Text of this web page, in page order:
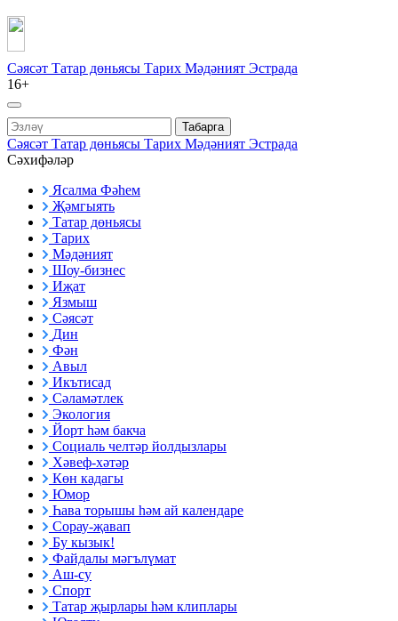
Сәясәт Татар дөньясы Тарих Мәдәният Эстрада
16+
Табарга
Сәясәт Татар дөньясы Тарих Мәдәният Эстрада
Сәхифәләр
Ясалма Фәһем
Җәмгыять
Татар дөньясы
Тарих
Мәдәният
Шоу-бизнес
Иҗат
Язмыш
Сәясәт
Дин
Фән
Авыл
Икътисад
Сәламәтлек
Экология
Йорт һәм бакча
Социаль челтәр йолдызлары
Хәвеф-хәтәр
Көн кадагы
Юмор
Һава торышы һәм ай календаре
Сорау-җавап
Бу кызык!
Файдалы мәгълүмат
Аш-су
Спорт
Татар җырлары һәм клиплары